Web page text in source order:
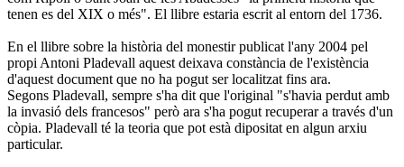
tenen es del XIX o més". El llibre estaria escrit al entorn del 1736.
En el llibre sobre la història del monestir publicat l'any 2004 pel
propi Antoni Pladevall aquest deixava constància de l'existència
d'aquest document que no ha pogut ser localitzat fins ara.
Segons Pladevall, sempre s'ha dit que l'original "s'havia perdut amb
la invasió dels francesos" però ara s'ha pogut recuperar a través d'un
còpia. Pladevall té la teoria que pot està dipositat en algun arxiu
particular.